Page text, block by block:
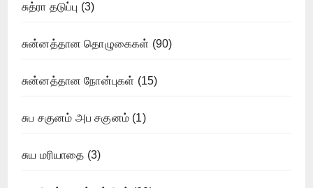
சுத்ரா தடுப்பு (3)
சுன்னத்தான தொழுகைகள் (90)
சுன்னத்தான நோன்புகள் (15)
சுப சகுனம் அப சகுனம் (1)
சுய மரியாதை (3)